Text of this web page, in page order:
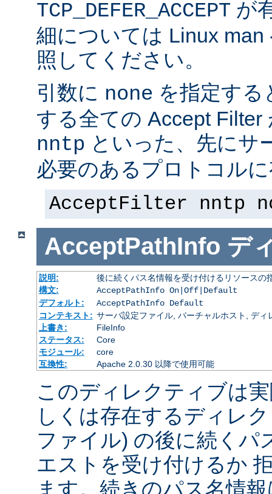
TCP_DEFER_ACCEPT が
細については Linux
照してください。
引数に none を指定す
する全ての Accept Filter
nntp といった、先にサ
必要のあるプロトコル
AcceptFilter nntp
AcceptPathInfo デ
説明:
後に続くパス名情報を受け付けるリソースの
構文:
AcceptPathInfo On|Off|Default
デフォルト:
AcceptPathInfo Default
コンテキスト: サーバ設定ファイル, バーチャルホスト, ディ
上書き:
FileInfo
ステータス:
Core
モジュール:
core
互換性:
Apache 2.0.30 以降で使用可能
このディレクティブは
しくは存在するディレ
ファイル) の後に続くパ
エストを受け付けるか
ます。続きのパス名情